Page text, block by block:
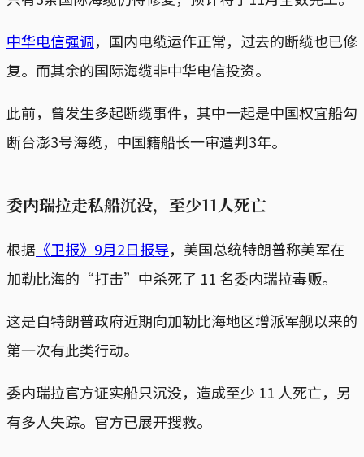
中华电信强调，国内电缆运作正常，过去的断缆也已修
复。而其余的国际海缆非中华电信投资。
此前，曾发生多起断缆事件，其中一起是中国权宜船勾
断台澎3号海缆，中国籍船长一审遭判3年。
委内瑞拉走私船沉没，至少11人死亡
根据 《卫报》9月2日报导，美国总统特朗普称美军在
加勒比海的“打击”中杀死了 11 名委内瑞拉毒贩。
这是自特朗普政府近期向加勒比海地区增派军舰以来的
第一次有此类行动。
委内瑞拉官方证实船只沉没，造成至少 11 人死亡，另
有多人失踪。官方已展开搜救。